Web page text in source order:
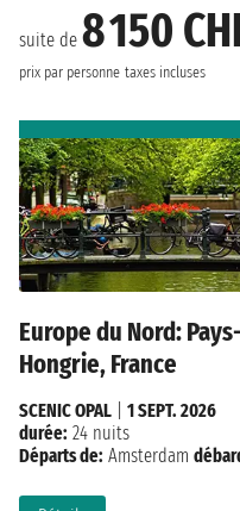
suite de 8 150
prix par personne taxes incluses
Europe du Nord:
Hongrie, France
SCENIC OPAL
1 SEPT. 2026
durée: 24 nuits
Départs de: Amsterdam